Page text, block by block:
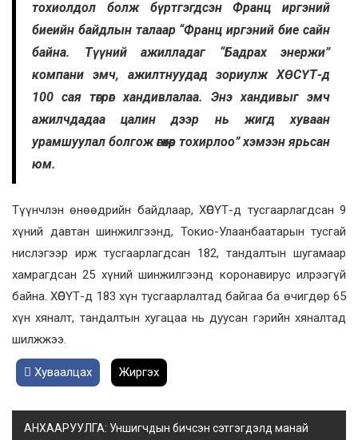
тохиолдол болж бүртгэгдсэн Франц иргэний
биеийн байдлын талаар “Франц иргэний бие сайн
байна. Түүний ажилладаг “Бадрах энержи”
компани эмч, ажилтнуудад зориулж ХӨСҮТ-д
100 сая төгрөг хандивлалаа. Энэ хандивыг эмч
ажилчдадаа цалин дээр нь жигд хуваан
урамшуулал болгож өгөхөөр тохирлоо” хэмээн ярьсан
юм.
Түүнчлэн өнөөдрийн байдлаар, ХӨСҮТ-д тусгаарлагдсан 9
хүний давтан шинжилгээнд, Токио-Улаанбаатарын тусгай
нислэгээр ирж тусгаарлагдсан 182, тандалтын шугамаар
хамрагдсан 25 хүний шинжилгээнд коронавирус илрээгүй
байна. ХӨСҮТ-д 183 хүн тусгаарлалтад байгаа ба өчигдөр 65
хүн хяналт, тандалтын хугацаа нь дуусан гэрийн хяналтад
шилжжээ.
Хуваалцах Жиргэх
АНХААРУУЛГА: Уншигчдын бичсэн сэтгэгдэлд манай